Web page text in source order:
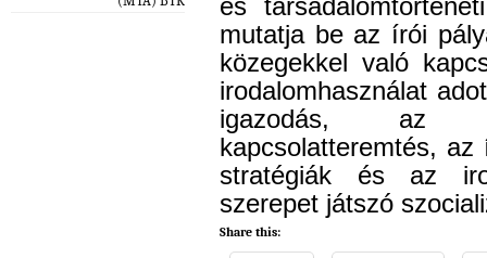
és
mutatja be az írói
közegekkel való
irodalomhasználat
igazodás, az
kapcsolatteremtés,
stratégiák és az
szerepet játszó
Share this: